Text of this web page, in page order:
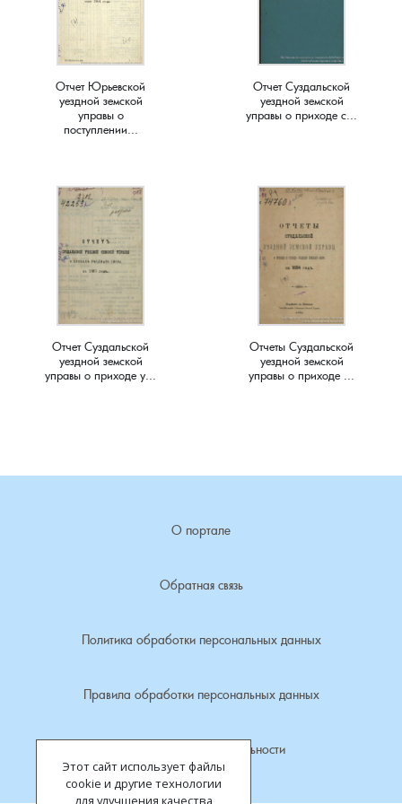
Этот сайт использует файлы
cookie и другие технологии
для улучшения качества
Отчет Юрьевской
уездной земской
управы о
поступлении...
Отчет Суздальской
уездной земской
управы о приходе с...
Отчет Суздальской
уездной земской
управы о приходе у...
Отчеты Суздальской
уездной земской
управы о приходе ...
О портале
Обратная связь
Политика обработки персональных данных
Правила обработки персональных данных
Политика конфиденциальности
Краснораменье, деревня
Круглово, село
Крутово, деревня
Курменёво, деревня
Лаптево, село
Лезжени, деревня
Леонтьево, село
Малое Урсово болото, посёлок
Микшино, деревня
Хорятино, деревня
Ченцы, деревня
Шушерино, деревня